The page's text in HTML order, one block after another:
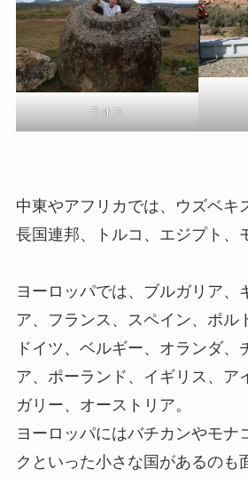
ラオス
中東やアフリカでは、ウズベキ
長国連邦、トルコ、エジプト、
ヨーロッパでは、ブルガリア、
ア、フランス、スペイン、ポル
ドイツ、ベルギー、オランダ、
ア、ポーランド、イギリス、ア
ガリー、オーストリア。
ヨーロッパにはバチカンやモナ
クといった小さな国があるのも